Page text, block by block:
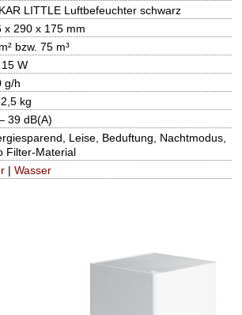
LITTLE Luftbefeuchter schwarz
x 290 x 175 mm
bzw. 75 m³
W
g/h
kg
39 dB(A)
Leise, Beduftung, Nachtmodus,
Filter-Material
| Wasser